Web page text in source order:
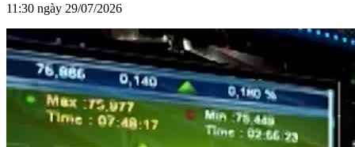
11:30 ngày 29/07/2026